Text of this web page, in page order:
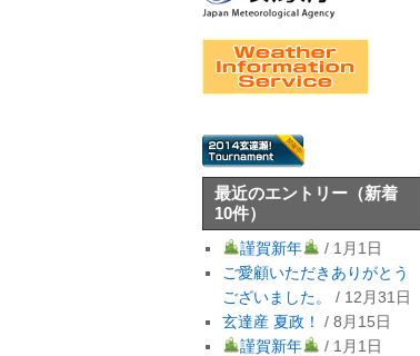
最近のエントリー （新着
10件）
謹賀新年
/ 1月1日
ご愛顧いただきありがとう
ございました。
/ 12月31日
玄達産 夏政！
/ 8月15日
謹賀新年
/ 1月1日